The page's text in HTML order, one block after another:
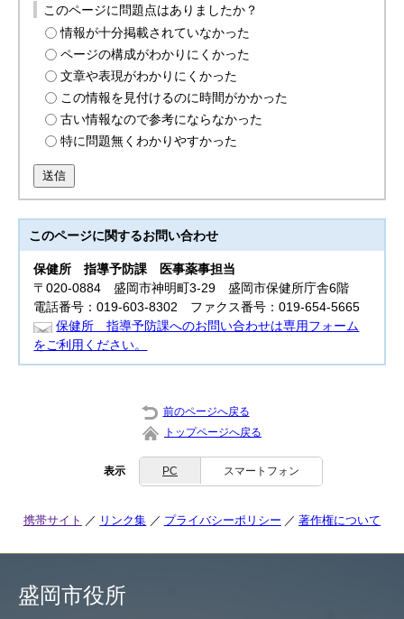
このページに問題点はありましたか？
情報が十分掲載されていなかった
ページの構成がわかりにくかった
文章や表現がわかりにくかった
この情報を見付けるのに時間がかかった
古い情報なので参考にならなかった
特に問題無くわかりやすかった
送信
このページに関するお問い合わせ
保健所 指導予防課 医事薬事担当
〒020-0884 盛岡市神明町3-29 盛岡市保健所庁舎6階
電話番号：019-603-8302 ファクス番号：019-654-5665
保健所 指導予防課へのお問い合わせは専用フォーム
をご利用ください。
前のページへ戻る
トップページへ戻る
表示 PC スマートフォン
携帯サイト リンク集 プライバシーポリシー 著作権について
盛岡市役所